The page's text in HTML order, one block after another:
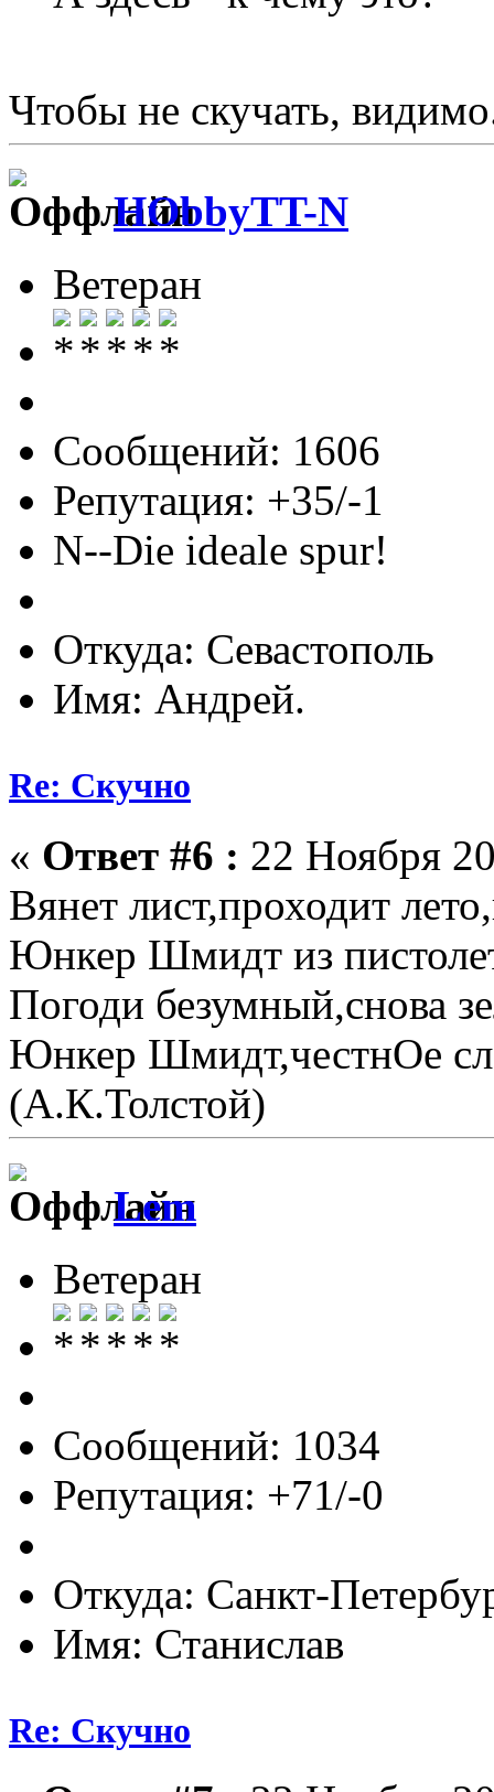
Чтобы не скучать,
HObbyTT-N
Ветеран
Сообщений: 1606
Репутация: +35/-1
N--Die ideale spur!
Откуда: Севастополь
Имя: Андрей.
Re: Скучно
« Ответ #6 : 22 Ноября
Вянет лист,проходит
Юнкер Шмидт из
Погоди безумный,снова
Юнкер Шмидт,честнОе
(А.К.Толстой)
Lem
Ветеран
Сообщений: 1034
Репутация: +71/-0
Откуда: Санкт-
Имя: Станислав
Re: Скучно